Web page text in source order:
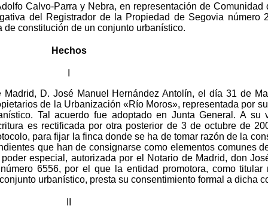
Calvo-Parra y Nebra, en representación de Comunidad
del Registrador de la Propiedad de Segovia número
constitución de un conjunto urbanístico.
Hechos
D. José Manuel Hernández Antolín, el día 31 de
de la Urbanización «Río Moros», representada por
Tal acuerdo fue adoptado en Junta General. A su
es rectificada por otra posterior de 3 de octubre de
para fijar la finca donde se ha de tomar razón de la
que han de consignarse como elementos comunes
especial, autorizada por el Notario de Madrid, don
6556, por el que la entidad promotora, como titular
urbanístico, presta su consentimiento formal a dicha